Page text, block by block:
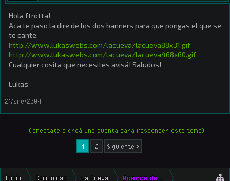
Hola ftrotta!
Aca te paso la dire de los dos banners para que pongas el que se
te cante:
http://www.lukaswebs.com/lacueva/lacueva88x31.gif
http://www.lukaswebs.com/lacueva/lacueva468x60.gif
Cualquier cosita que necesites avisá! Saludos!
Lukas
21/Ene/2004
(Conectate o creá una cuenta para responder este tema)
1
2 Siguiente >
Inicio Comunidad La Cueva Acerca de...